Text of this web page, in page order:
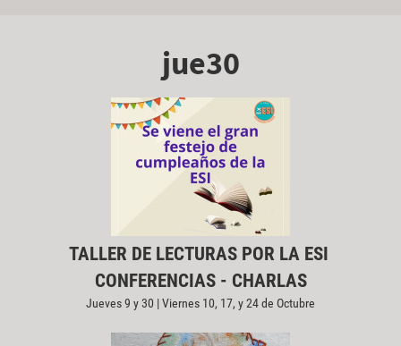
jue30
TALLER DE LECTURAS POR LA ESI
CONFERENCIAS - CHARLAS
Jueves 9 y 30 | Viernes 10, 17, y 24 de Octubre